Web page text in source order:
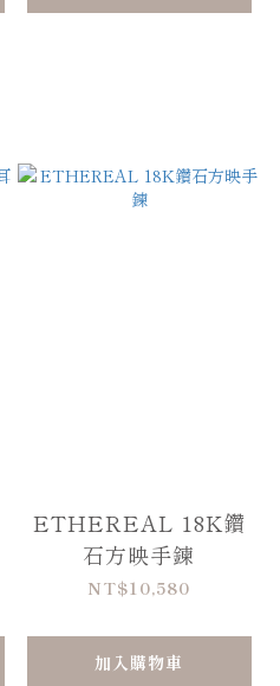
ETHEREAL 18K鑽
石方映手鍊
NT$10,580
加入購物車